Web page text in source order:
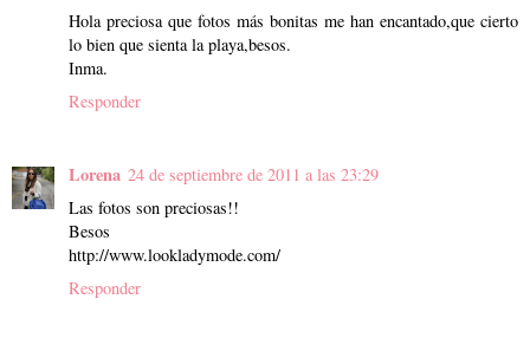
Hola preciosa que fotos más bonitas me han encantado,que cierto
lo bien que sienta la playa,besos.
Inma.
Responder
Lorena 24 de septiembre de 2011 a las 23:29
Las fotos son preciosas!!
Besos
http://www.lookladymode.com/
Responder